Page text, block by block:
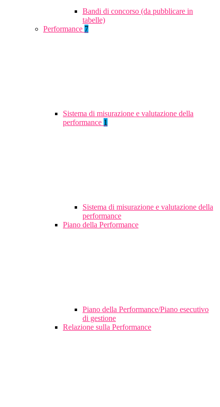
Bandi di concorso (da pubblicare in
tabelle)
Performance 7
Sistema di misurazione e valutazione della
performance 1
Sistema di misurazione e valutazione della
performance
Piano della Performance
Piano della Performance/Piano esecutivo
di gestione
Relazione sulla Performance